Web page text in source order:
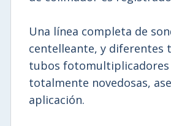
Una línea completa de
centelleante, y diferentes
tubos fotomultiplicadores
totalmente novedosas,
aplicación.